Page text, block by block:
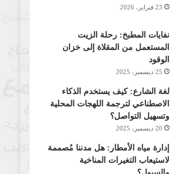
23 فبراير، 2026
نفايات المطبخ: رحلة الزيت
المستعمل من المقلاة إلى خزان
الوقود
25 ديسمبر، 2025
لغة الشارع: كيف يستخدم الذكاء
الاصطناعي لترجمة اللهجات المحلية
وتسهيل التواصل؟
20 ديسمبر، 2025
إدارة مياه الأمطار: هل مدننا مُصممة
لاستيعاب التغيرات المناخية